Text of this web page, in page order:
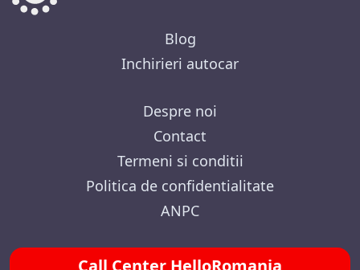
Blog
Inchirieri autocar
Despre noi
Contact
Termeni si conditii
Politica de confidentialitate
ANPC